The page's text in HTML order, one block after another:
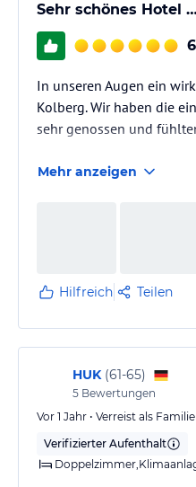
Sehr schönes Hotel
6
In unseren Augen ein
Kolberg. Wir haben die
sehr genossen und
Mehr anzeigen
Hilfreich Teilen
HUK (61-65)
5 Bewertungen
Vor 1 Jahr • Verreist als
Verifizierter Aufenthalt